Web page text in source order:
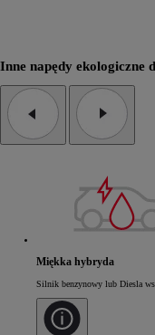
Inne napędy ekologiczne
Miękka hybryda
Silnik benzynowy lub Diesla